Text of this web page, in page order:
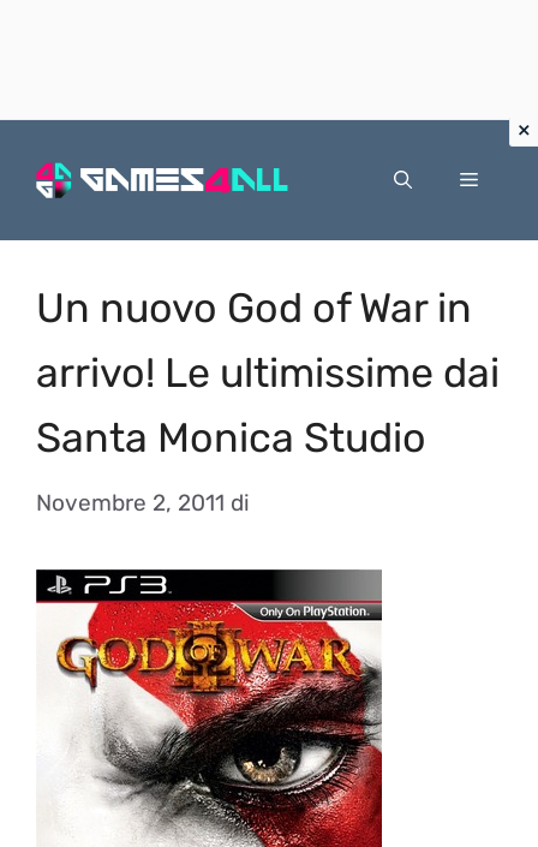
Menu
Un nuovo God of War in
arrivo! Le ultimissime dai
Santa Monica Studio
Novembre 2, 2011 di